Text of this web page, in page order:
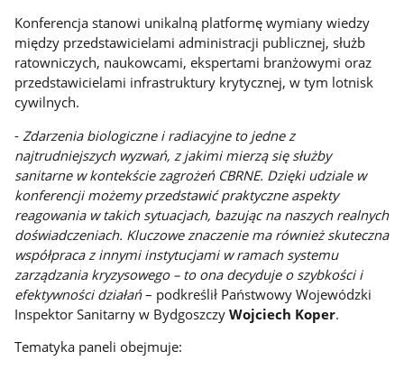
Konferencja stanowi unikalną platformę wymiany wiedzy
między przedstawicielami administracji publicznej, służb
ratowniczych, naukowcami, ekspertami branżowymi oraz
przedstawicielami infrastruktury krytycznej, w tym lotnisk
cywilnych.
- Zdarzenia biologiczne i radiacyjne to jedne z
najtrudniejszych wyzwań, z jakimi mierzą się służby
sanitarne w kontekście zagrożeń CBRNE. Dzięki udziale w
konferencji możemy przedstawić praktyczne aspekty
reagowania w takich sytuacjach, bazując na naszych realnych
doświadczeniach. Kluczowe znaczenie ma również skuteczna
współpraca z innymi instytucjami w ramach systemu
zarządzania kryzysowego – to ona decyduje o szybkości i
efektywności działań– podkreślił Państwowy Wojewódzki
Inspektor Sanitarny w BydgoszczyWojciech Koper.
Tematyka paneli obejmuje: